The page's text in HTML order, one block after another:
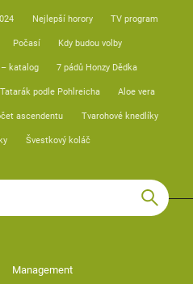
Nejlepší horory TV program
Počasí Kdy budou volby
katalog 7 pádů Honzy Dědka
Tatarák podle Pohlreicha Aloe vera
ascendentu Tvarohové knedlíky
Švestkový koláč
Management